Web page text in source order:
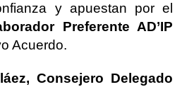
y apuestan por el
Preferente AD’IP
Acuerdo.
Consejero Delegado